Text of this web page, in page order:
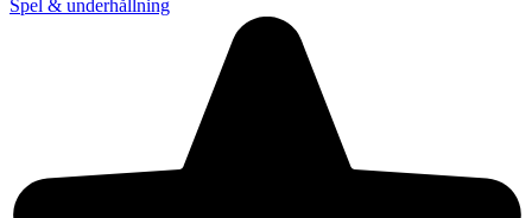
Spel & underhållning